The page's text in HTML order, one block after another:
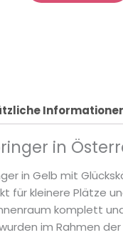
in
in Gelb mit
für kleinere Plätze
komplett
im Rahmen der